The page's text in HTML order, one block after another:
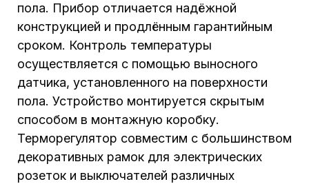
пола. Прибор отличается надёжной
конструкцией и продлённым гарантийным
сроком. Контроль температуры
осуществляется с помощью выносного
датчика, установленного на поверхности
пола. Устройство монтируется скрытым
способом в монтажную коробку.
Терморегулятор совместим с большинством
декоративных рамок для электрических
розеток и выключателей различных